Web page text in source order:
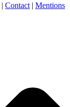
| Contact | Mentions